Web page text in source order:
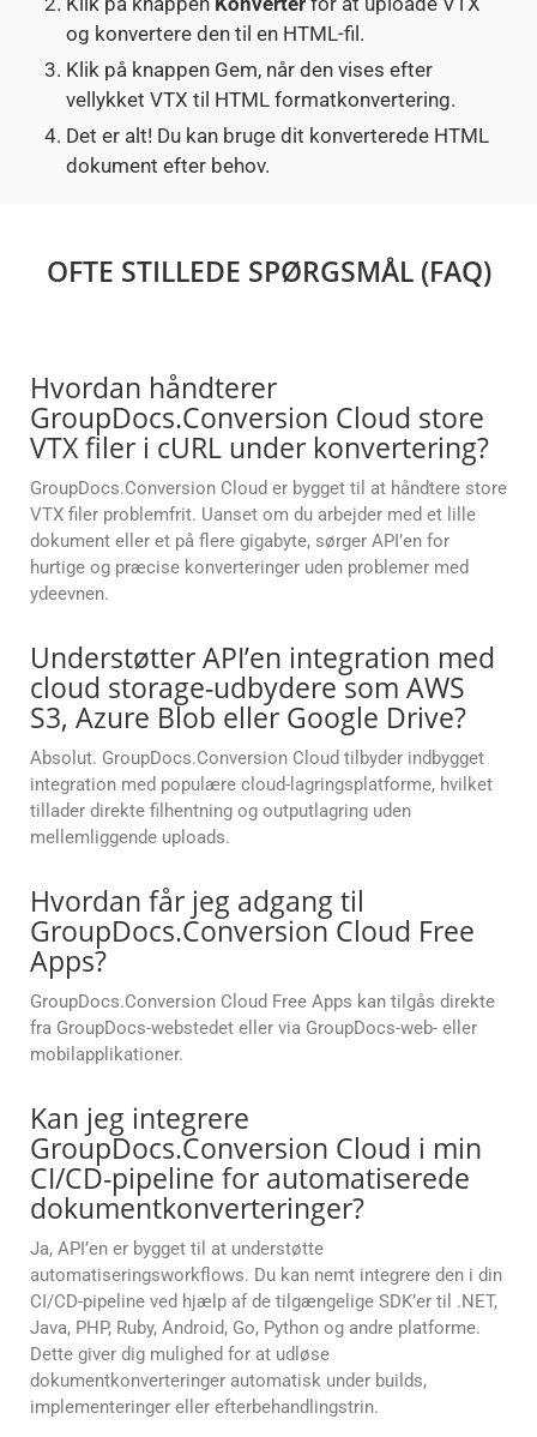
og konvertere den til en HTML-fil.
Klik på knappen Gem, når den vises efter
vellykket VTX til HTML formatkonvertering.
Det er alt! Du kan bruge dit konverterede HTML
dokument efter behov.
OFTE STILLEDE SPØRGSMÅL (FAQ)
Hvordan håndterer
GroupDocs.Conversion Cloud store
VTX filer i cURL under konvertering?
GroupDocs.Conversion Cloud er bygget til at håndtere store
VTX filer problemfrit. Uanset om du arbejder med et lille
dokument eller et på flere gigabyte, sørger API’en for
hurtige og præcise konverteringer uden problemer med
ydeevnen.
Understøtter API’en integration med
cloud storage-udbydere som AWS
S3, Azure Blob eller Google Drive?
Absolut. GroupDocs.Conversion Cloud tilbyder indbygget
integration med populære cloud-lagringsplatforme, hvilket
tillader direkte filhentning og outputlagring uden
mellemliggende uploads.
Hvordan får jeg adgang til
GroupDocs.Conversion Cloud Free
Apps?
GroupDocs.Conversion Cloud Free Apps kan tilgås direkte
fra GroupDocs-webstedet eller via GroupDocs-web- eller
mobilapplikationer.
Kan jeg integrere
GroupDocs.Conversion Cloud i min
CI/CD-pipeline for automatiserede
dokumentkonverteringer?
Ja, API’en er bygget til at understøtte
automatiseringsworkflows. Du kan nemt integrere den i din
CI/CD-pipeline ved hjælp af de tilgængelige SDK’er til .NET,
Java, PHP, Ruby, Android, Go, Python og andre platforme.
Dette giver dig mulighed for at udløse
dokumentkonverteringer automatisk under builds,
implementeringer eller efterbehandlingstrin.